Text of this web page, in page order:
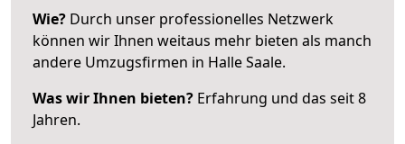
Wie? Durch unser professionelles Netzwerk
können wir Ihnen weitaus mehr bieten als manch
andere Umzugsfirmen in Halle Saale.
Was wir Ihnen bieten? Erfahrung und das seit 8
Jahren.